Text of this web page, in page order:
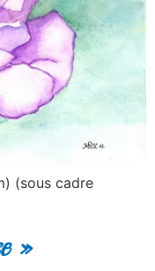
(sous cadre
»